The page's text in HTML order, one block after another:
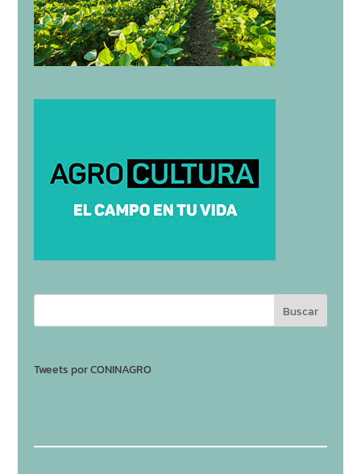
Tweets por CONINAGRO